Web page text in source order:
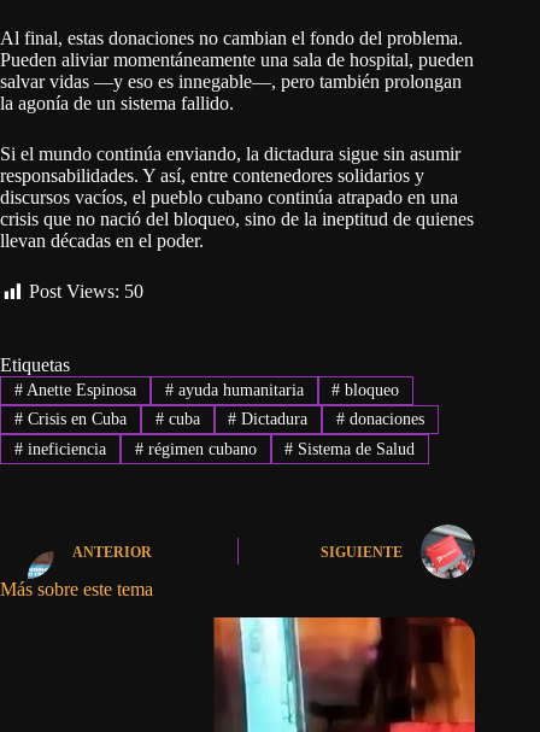
Al final, estas donaciones no cambian el fondo del problema.
Pueden aliviar momentáneamente una sala de hospital, pueden
salvar vidas —y eso es innegable—, pero también prolongan
la agonía de un sistema fallido.
Si el mundo continúa enviando, la dictadura sigue sin asumir
responsabilidades. Y así, entre contenedores solidarios y
discursos vacíos, el pueblo cubano continúa atrapado en una
crisis que no nació del bloqueo, sino de la ineptitud de quienes
llevan décadas en el poder.
Post Views: 50
Etiquetas
#Anette Espinosa #ayuda humanitaria # bloqueo
#Crisis en Cuba #cuba # Dictadura # donaciones
#ineficiencia #régimen cubano # Sistema de Salud
ANTERIOR SIGUIENTE
Más sobre este tema